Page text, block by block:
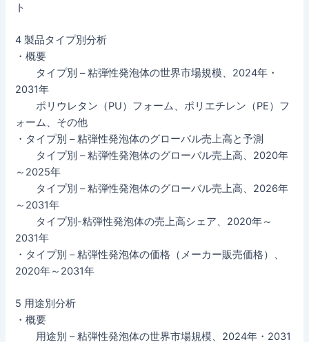
ト
4 製品タイプ別分析
・概要
タイプ別 – 粘弾性発泡体の世界市場規模、2024年・
2031年
ポリウレタン（PU）フォーム、ポリエチレン（PE）フ
ォーム、その他
・タイプ別 – 粘弾性発泡体のグローバル売上高と予測
タイプ別 – 粘弾性発泡体のグローバル売上高、2020年
～2025年
タイプ別 – 粘弾性発泡体のグローバル売上高、2026年
～2031年
タイプ別-粘弾性発泡体の売上高シェア、2020年～
2031年
・タイプ別 – 粘弾性発泡体の価格（メーカー販売価格）、
2020年～2031年
5 用途別分析
・概要
用途別 – 粘弾性発泡体の世界市場規模、2024年・2031